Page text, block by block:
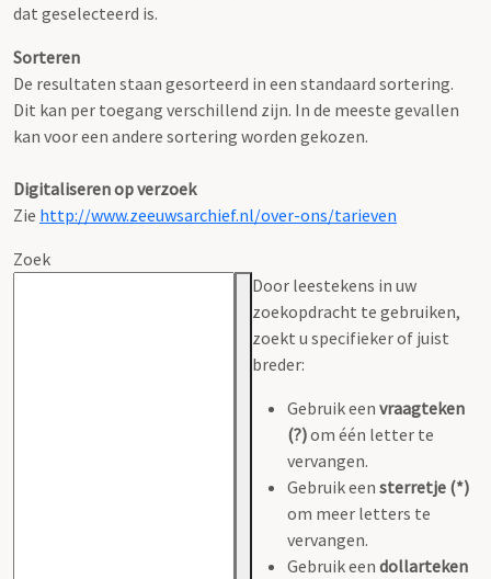
dat geselecteerd is.
Sorteren
De resultaten staan gesorteerd in een standaard sortering.
Dit kan per toegang verschillend zijn. In de meeste gevallen
kan voor een andere sortering worden gekozen.
Digitaliseren op verzoek
Zie http://www.zeeuwsarchief.nl/over-ons/tarieven
Zoek
Door leestekens in uw
zoekopdracht te gebruiken,
zoekt u specifieker of juist
breder:
Gebruik een vraagteken
(?)om één letter te
vervangen.
Gebruik een sterretje (*)
om meer letters te
vervangen.
Gebruik een dollarteken